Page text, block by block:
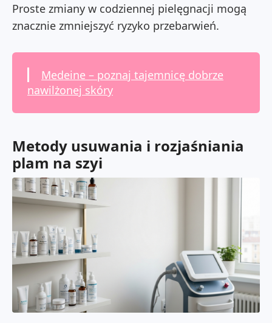
Proste zmiany w codziennej pielęgnacji mogą
znacznie zmniejszyć ryzyko przebarwień.
Medeine – poznaj tajemnicę dobrze
nawilżonej skóry
Metody usuwania i rozjaśniania
plam na szyi